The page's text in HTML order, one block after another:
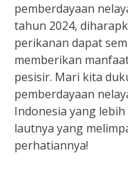
pemberdayaan
tahun 2024,
perikanan dapat
memberikan
pesisir. Mari kita
pemberdayaan
Indonesia yang
lautnya yang
perhatiannya!